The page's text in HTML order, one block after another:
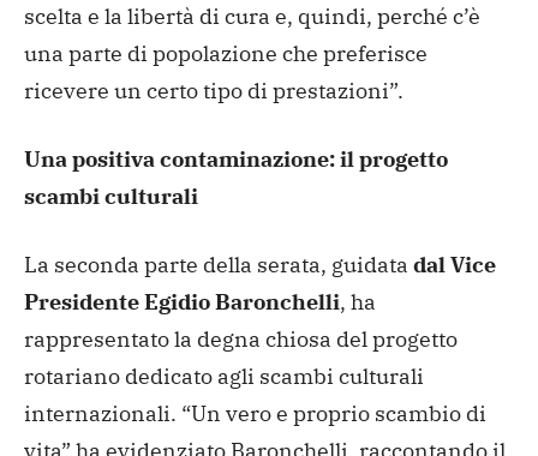
scelta e la libertà di cura e, quindi, perché c’è
una parte di popolazione che preferisce
ricevere un certo tipo di prestazioni”.
Una positiva contaminazione: il progetto
scambi culturali
La seconda parte della serata, guidata dal Vice
Presidente Egidio Baronchelli, ha
rappresentato la degna chiosa del progetto
rotariano dedicato agli scambi culturali
internazionali. “Un vero e proprio scambio di
vita” ha evidenziato Baronchelli, raccontando il